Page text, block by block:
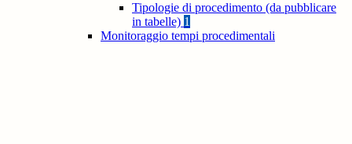
Tipologie di procedimento (da pubblicare
in tabelle) 1
Monitoraggio tempi procedimentali